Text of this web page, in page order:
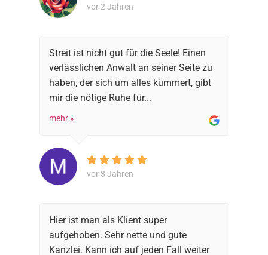
vor 2 Jahren
Streit ist nicht gut für die Seele! Einen
verlässlichen Anwalt an seiner Seite zu
haben, der sich um alles kümmert, gibt
mir die nötige Ruhe für...
mehr »
vor 3 Jahren
Hier ist man als Klient super
aufgehoben. Sehr nette und gute
Kanzlei. Kann ich auf jeden Fall weiter